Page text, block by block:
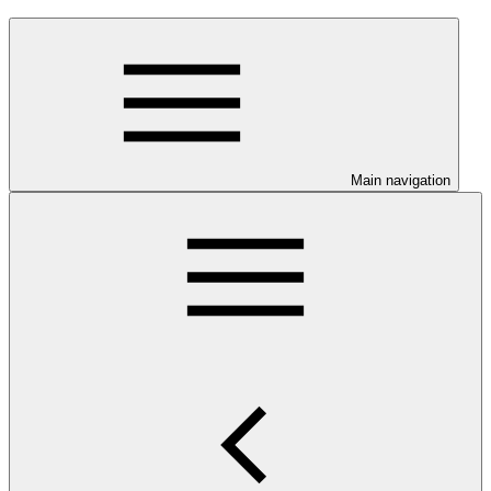
Main navigation